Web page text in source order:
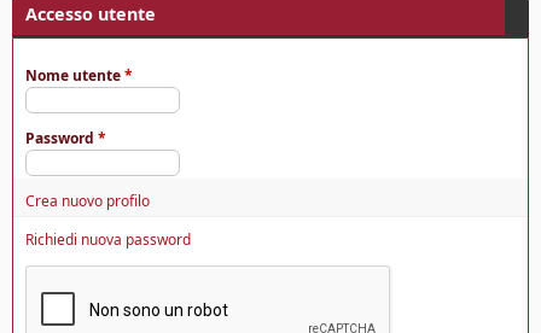
Accesso utente
Nome utente*
Password *
Crea nuovo profilo
Richiedi nuova password